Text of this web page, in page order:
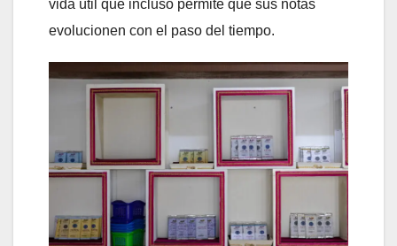
vida útil que incluso permite que sus notas
evolucionen con el paso del tiempo.